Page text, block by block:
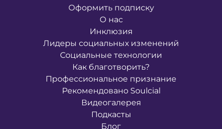
Оформить подписку
О нас
Инклюзия
Лидеры социальных изменений
Социальные технологии
Как благотворить?
Профессиональное признание
Рекомендовано Soulcial
Видеогалерея
Подкасты
Блог